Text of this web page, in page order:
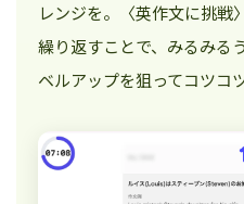
レンジを。〈英作文に挑
繰り返すことで、みるみる
ベルアップを狙ってコツコ